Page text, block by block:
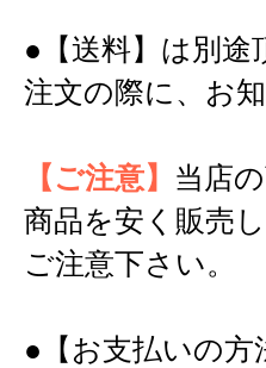
●【送料】は別途
注文の際に、お
【ご注意】 当店
商品を安く販売
ご注意下さい。
●【お支払いの方